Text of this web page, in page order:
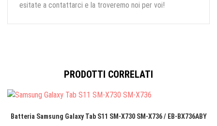
esitate a contattarci e la troveremo noi per voi!
PRODOTTI CORRELATI
Batteria Samsung Galaxy Tab S11 SM-X730 SM-X736 / EB-BX736ABY